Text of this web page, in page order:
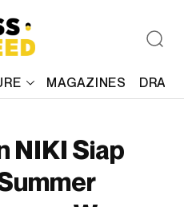
MAGAZINES
NIKI Siap